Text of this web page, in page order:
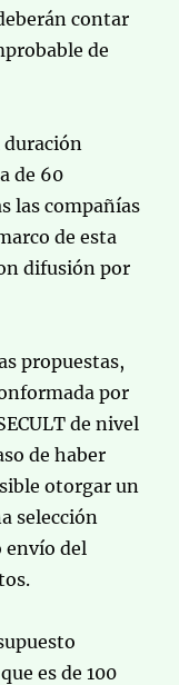
contar
de
duración
de 60
las compañías
de esta
difusión por
propuestas,
por
de nivel
de haber
otorgar un
selección
envío del
es de 100